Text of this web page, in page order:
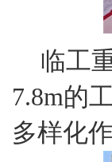
临工
7.8m的
多样化